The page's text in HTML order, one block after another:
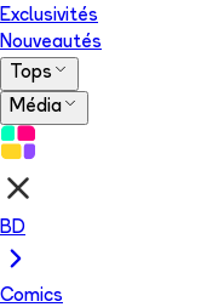
Exclusivités
Nouveautés
Tops
Média
BD
Comics